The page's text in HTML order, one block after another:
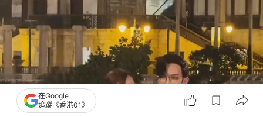
在Google
追蹤《香港01》